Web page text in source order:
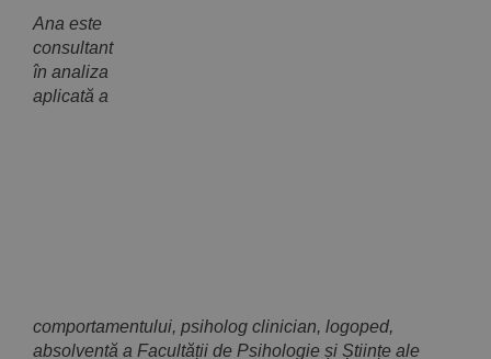
Ana este
consultant
în analiza
aplicată a
comportamentului, psiholog clinician, logoped,
absolventă a Facultății de Psihologie și Științe ale